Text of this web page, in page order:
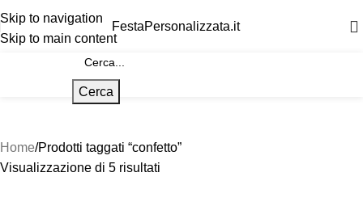
Skip to navigation
Skip to main content
FestaPersonalizzata.it
Cerca
Home Prodotti taggati “confetto”
Visualizzazione di 5 risultati